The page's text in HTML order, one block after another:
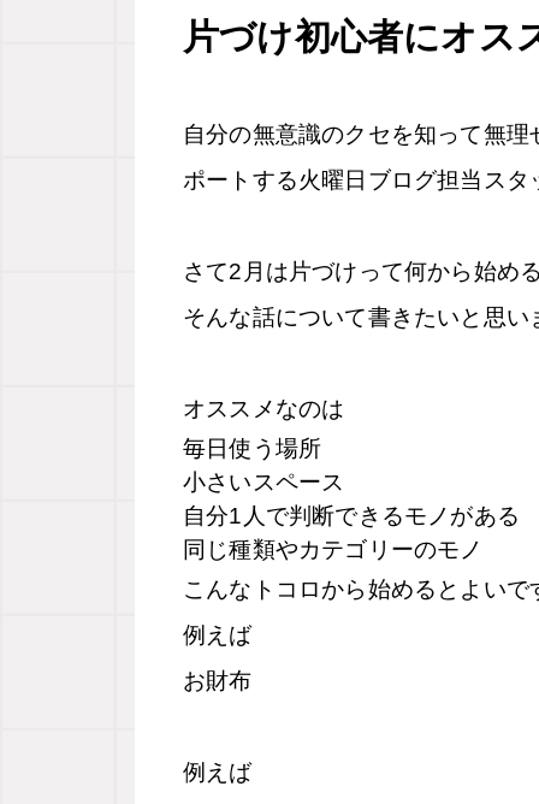
片づけ初心者にオス
自分の無意識のクセを知って無理
ポートする火曜日ブログ担当ス
さて2 月は片づけって何から始め
そんな話について書きたいと思い
オススメなのは
毎日使う場所
小さいスペース
自分1 人で判断できるモノがある
同じ種類やカテゴリーのモノ
こんなトコロから始めるとよいで
例えば
お財布
例えば